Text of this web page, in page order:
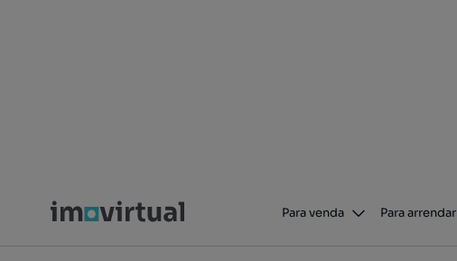
Para venda Para arrendar